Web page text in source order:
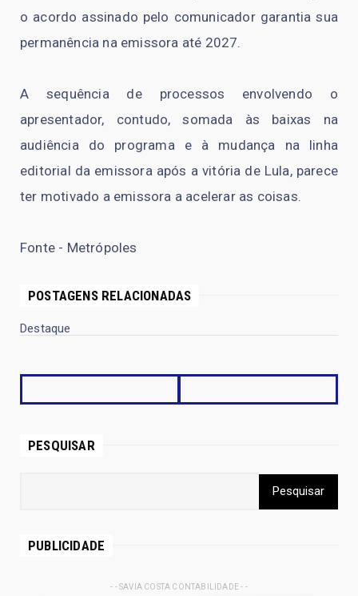
o acordo assinado pelo comunicador garantia sua
permanência na emissora até 2027.
A sequência de processos envolvendo o
apresentador, contudo, somada às baixas na
audiência do programa e à mudança na linha
editorial da emissora após a vitória de Lula, parece
ter motivado a emissora a acelerar as coisas.
Fonte - Metrópoles
POSTAGENS RELACIONADAS
Destaque
PESQUISAR
PUBLICIDADE
- - SAVIA COSTA CONTABILIDADE - -